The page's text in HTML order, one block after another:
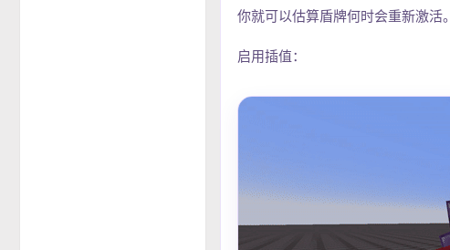
你就可以估算盾牌何时会重新激活
启用插值：